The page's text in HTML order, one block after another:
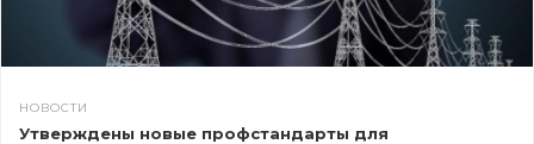
НОВОСТИ
Утверждены новые профстандарты для